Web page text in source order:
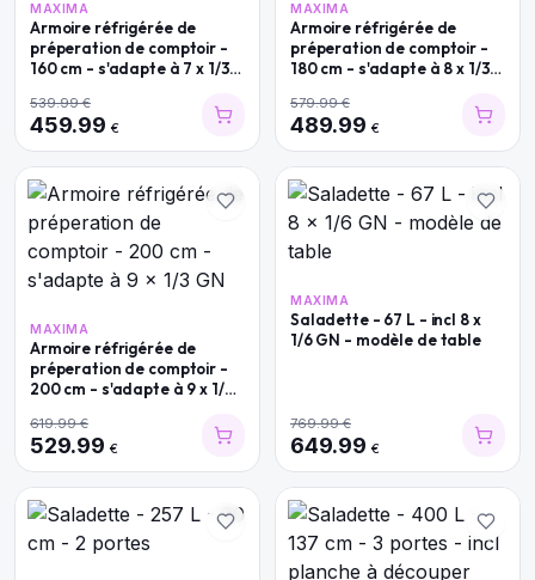
MAXIMA
Armoire réfrigérée de
préperation de comptoir -
160 cm - s'adapte à 7 x 1/3
539.99€
459.99 €
MAXIMA
Armoire réfrigérée de
préperation de comptoir -
180 cm - s'adapte à 8 x 1/3
579.99€
489.99 €
MAXIMA
Armoire réfrigérée de
préperation de comptoir -
200 cm - s'adapte à 9 x 1/3
619.99€
529.99 €
MAXIMA
Saladette - 67 L - incl 8 x
1/6 GN - modèle de table
769.99€
649.99 €